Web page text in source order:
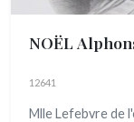
NOËL
12641
Mlle Lefebvre de